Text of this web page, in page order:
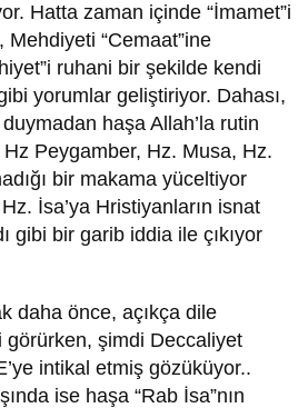
Hatta zaman içinde “İmamet”i
“Cemaat”ine
ruhani bir şekilde kendi
yorumlar geliştiriyor. Dahası,
haşa Allah’la rutin
Peygamber, Hz. Musa, Hz.
bir makama yüceltiyor
İsa’ya Hristiyanların isnat
gibi bir garib iddia ile çıkıyor
daha önce, açıkça dile
görürken, şimdi Deccaliyet
intikal etmiş gözüküyor..
ise haşa “Rab İsa”nın